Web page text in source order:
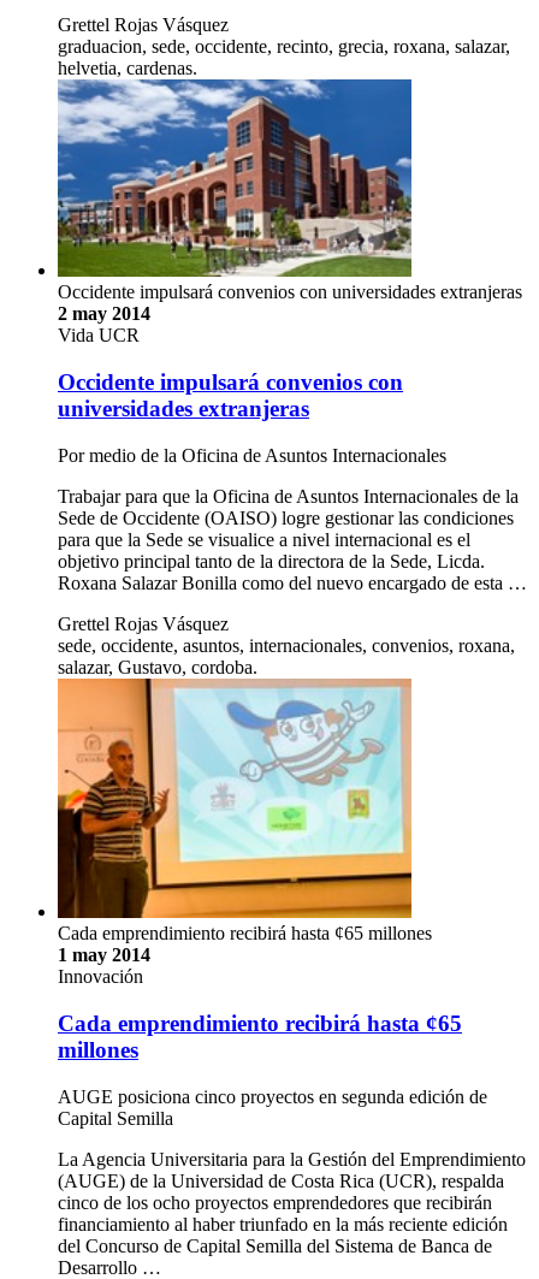
Grettel Rojas Vásquez
graduacion, sede, occidente, recinto, grecia, roxana, salazar,
helvetia, cardenas.
Occidente impulsará convenios con universidades extranjeras
2 may 2014
Vida UCR
Occidente impulsará convenios con
universidades extranjeras
Por medio de la Oficina de Asuntos Internacionales
Trabajar para que la Oficina de Asuntos Internacionales de la
Sede de Occidente (OAISO) logre gestionar las condiciones
para que la Sede se visualice a nivel internacional es el
objetivo principal tanto de la directora de la Sede, Licda.
Roxana Salazar Bonilla como del nuevo encargado de esta …
Grettel Rojas Vásquez
sede, occidente, asuntos, internacionales, convenios, roxana,
salazar, Gustavo, cordoba.
Cada emprendimiento recibirá hasta ¢65 millones
1 may 2014
Innovación
Cada emprendimiento recibirá hasta ¢65
millones
AUGE posiciona cinco proyectos en segunda edición de
Capital Semilla
La Agencia Universitaria para la Gestión del Emprendimiento
(AUGE) de la Universidad de Costa Rica (UCR), respalda
cinco de los ocho proyectos emprendedores que recibirán
financiamiento al haber triunfado en la más reciente edición
del Concurso de Capital Semilla del Sistema de Banca de
Desarrollo …